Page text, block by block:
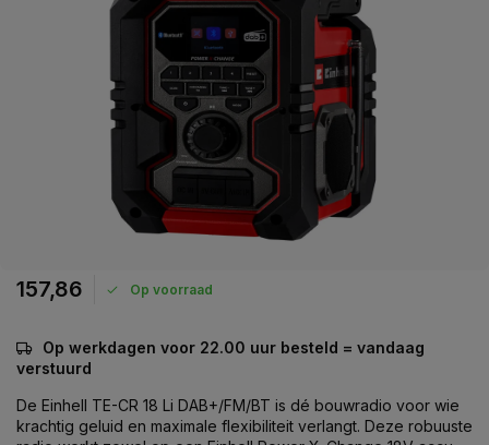
157,86 Op voorraad
Op werkdagen voor 22.00 uur besteld = vandaag
verstuurd
De Einhell TE-CR 18 Li DAB+/FM/BT is dé bouwradio voor wie
krachtig geluid en maximale flexibiliteit verlangt. Deze robuuste